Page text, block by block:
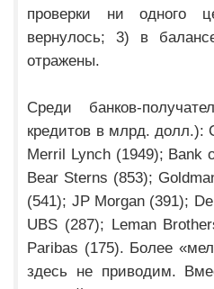
проверки ни одного
вернулось; 3) в
отражены.
Среди банков-
кредитов в млрд. долл.):
Merril Lynch (1949); Bank
Bear Sterns (853);
(541); JP Morgan (391);
UBS (287); Leman
Paribas (175). Более
здесь не приводим.